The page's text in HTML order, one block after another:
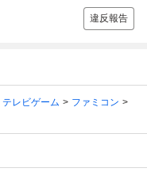
違反報告
テレビゲーム
ファミコン